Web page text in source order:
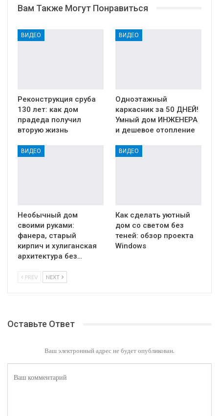
Вам Также Могут Понравиться
ВИДЕО
Реконструкция сруба
130 лет: как дом
прадеда получил
вторую жизнь
ВИДЕО
Одноэтажный
каркасник за 50 ДНЕЙ!
Умный дом ИНЖЕНЕРА
и дешевое отопление
ВИДЕО
Необычный дом
своими руками:
фанера, старый
кирпич и хулиганская
архитектура без…
ВИДЕО
Как сделать уютный
дом со светом без
теней: обзор проекта
Windows
PREV NEXT
Оставьте Ответ
Ваш электронный адрес не будет опубликован.